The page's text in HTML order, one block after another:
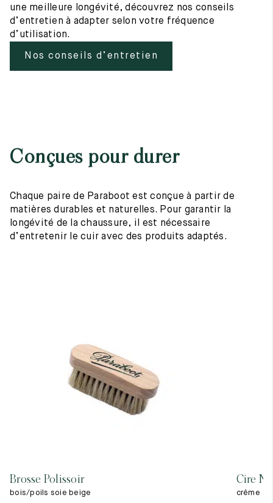
une meilleure longévité, découvrez nos conseils
d’entretien à adapter selon votre fréquence
d’utilisation.
Nos conseils d’entretien
Conçues pour durer
Chaque paire de Paraboot est conçue à partir de
matières durables et naturelles. Pour garantir la
longévité de la chaussure, il est nécessaire
d’entretenir le cuir avec des produits adaptés.
Brosse Polissoir
bois/poils soie beige
Cire
crême